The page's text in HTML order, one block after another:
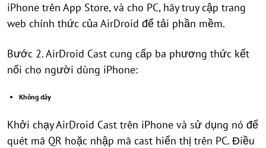
iPhone trên App Store, và cho PC, hãy truy cập trang
web chính thức của AirDroid để tải phần mềm.
Bước 2. AirDroid Cast cung cấp ba phương thức kết
nối cho người dùng iPhone:
Không dây
Khởi chạy AirDroid Cast trên iPhone và sử dụng nó để
quét mã QR hoặc nhập mã cast hiển thị trên PC. Điều